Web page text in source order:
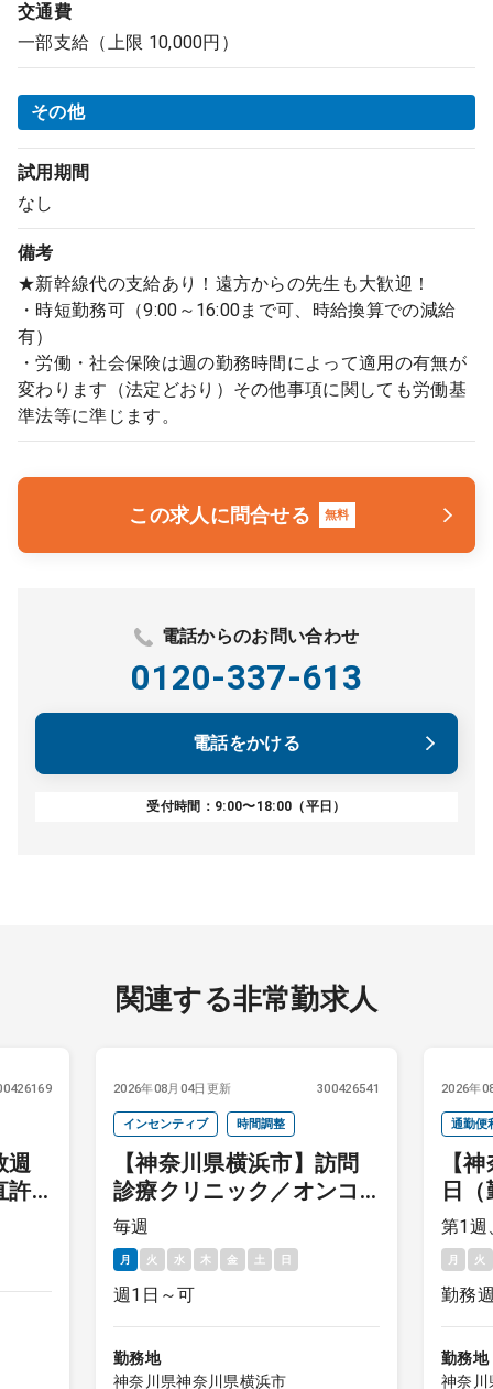
交通費
一部支給（上限 10,000円）
その他
試用期間
なし
備考
★新幹線代の支給あり！遠方からの先生も大歓迎！
・時短勤務可（9:00～16:00まで可、時給換算での減給
有）
・労働・社会保険は週の勤務時間によって適用の有無が
変わります（法定どおり）その他事項に関しても労働基
準法等に準じます。
この求人に問合せる 無料
電話からのお問い合わせ
0120-337-613
電話をかける
受付時間：9:00〜18:00（平日）
関連する非常勤求人
週
許
2026年08月04日更新 300426541
インセンティブ 時間調整
【神奈川県横浜市】訪問
診療クリニック／オンコ
ール自宅待機／毎週月曜
日／給与25,000円＋イン
センティブ
毎週
月 火 水 木 金 土 日
週1日～可
勤務地
神奈川県神奈川県横浜市
2026年
通勤便
【
日
当
第1週
月 火
勤務
勤務地
神奈川